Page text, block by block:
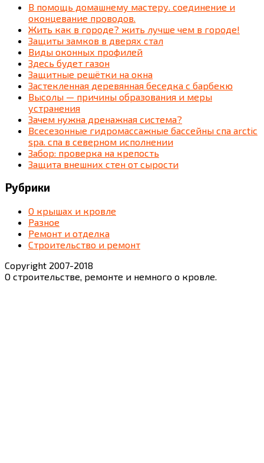
В помощь домашнему мастеру. соединение и
оконцевание проводов.
Жить как в городе? жить лучше чем в городе!
Защиты замков в дверях стал
Виды оконных профилей
Здесь будет газон
Защитные решётки на окна
Застекленная деревянная беседка c барбекю
Высолы — причины образования и меры
устранения
Зачем нужна дренажная система?
Всесезонные гидромассажные бассейны спа arctic
spa. спа в северном исполнении
Забор: проверка на крепость
Защита внешних стен от сырости
Рубрики
О крышах и кровле
Разное
Ремонт и отделка
Строительство и ремонт
Copyright 2007-2018
О строительстве, ремонте и немного о кровле.